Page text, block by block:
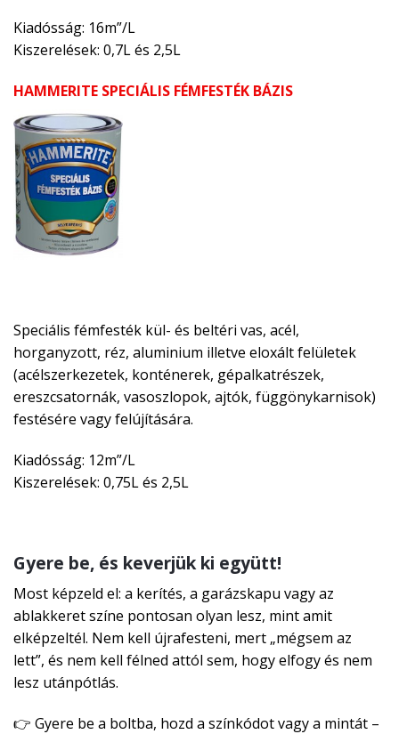
Kiadósság: 16m”/L
Kiszerelések: 0,7L és 2,5L
HAMMERITE SPECIÁLIS FÉMFESTÉK BÁZIS
Speciális fémfesték kül- és beltéri vas, acél,
horganyzott, réz, aluminium illetve eloxált felületek
(acélszerkezetek, konténerek, gépalkatrészek,
ereszcsatornák, vasoszlopok, ajtók, függönykarnisok)
festésére vagy felújítására.
Kiadósság: 12m”/L
Kiszerelések: 0,75L és 2,5L
Gyere be, és keverjük ki együtt!
Most képzeld el: a kerítés, a garázskapu vagy az
ablakkeret színe pontosan olyan lesz, mint amit
elképzeltél. Nem kell újrafesteni, mert „mégsem az
lett”, és nem kell félned attól sem, hogy elfogy és nem
lesz utánpótlás.
👉 Gyere be a boltba, hozd a színkódot vagy a mintát –